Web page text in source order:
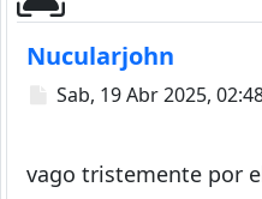
Nucularjohn
Mensaje
Sab, 19 Abr 2025,
vago tristemente por